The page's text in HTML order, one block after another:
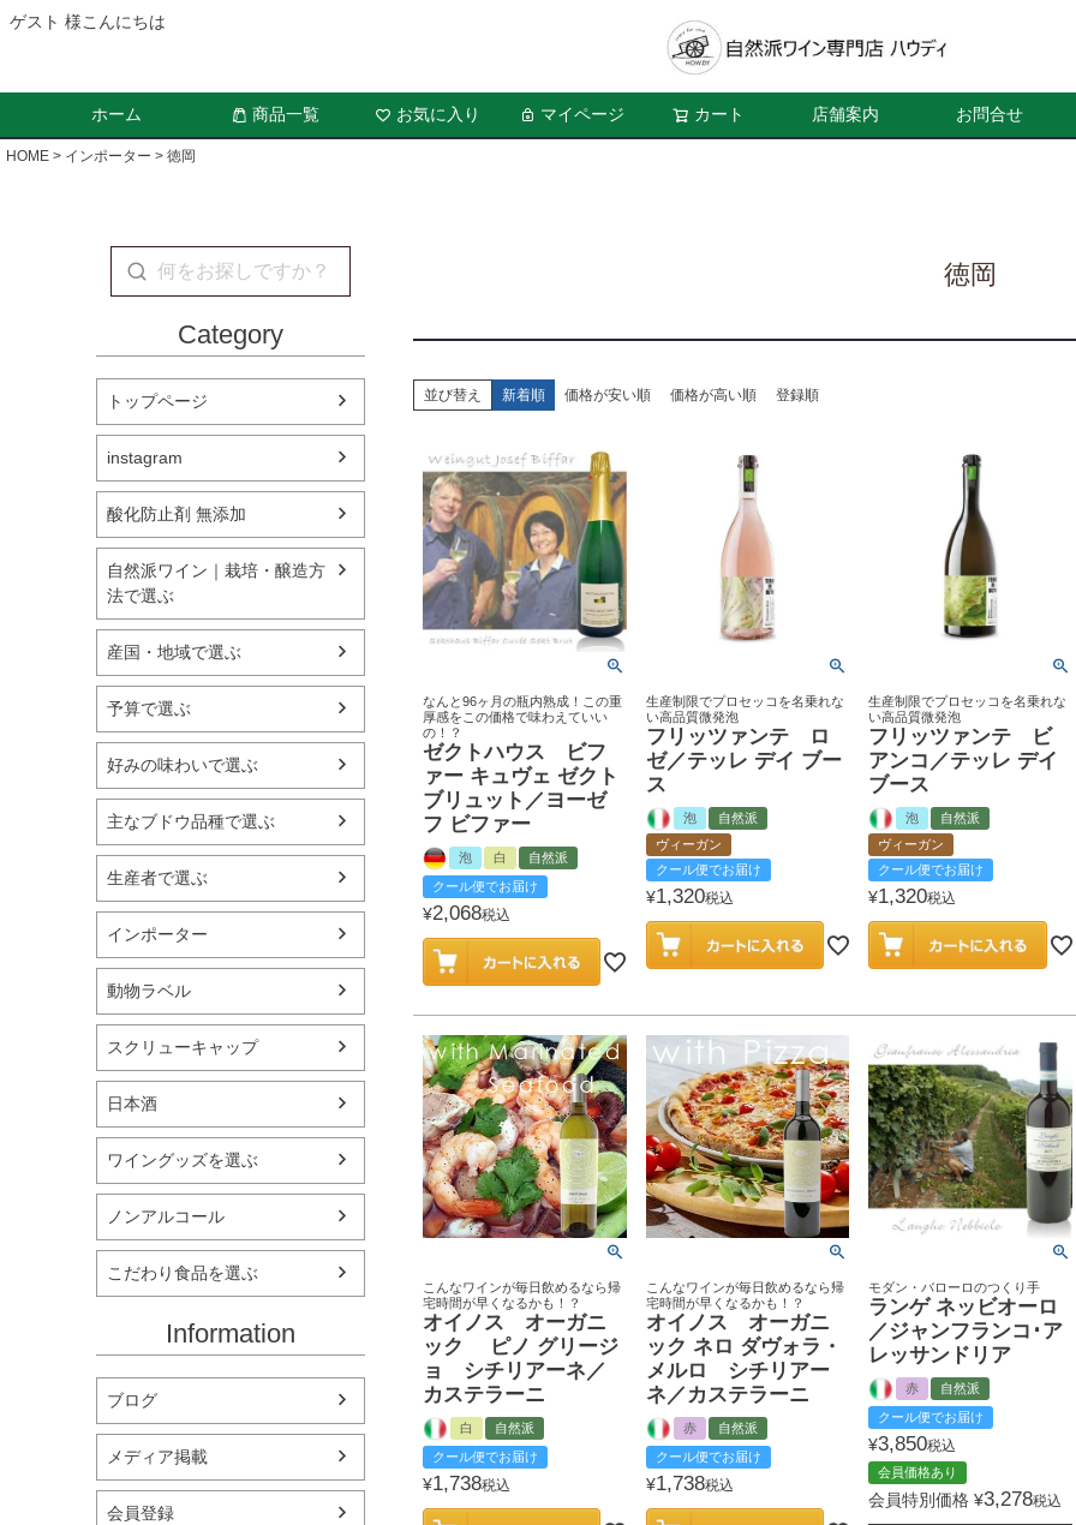
ゲスト 様こんにちは
ホーム 商品一覧 お気に入り マイページ カート 店舗案内 お問合せ
HOME インポーター 徳岡
Category
トップページ
instagram
酸化防止剤 無添加
自然派ワイン｜栽培・醸造方
法で選ぶ
産国・地域で選ぶ
予算で選ぶ
好みの味わいで選ぶ
主なブドウ品種で選ぶ
生産者で選ぶ
インポーター
動物ラベル
スクリューキャップ
日本酒
ワイングッズを選ぶ
ノンアルコール
こだわり食品を選ぶ
Information
ブログ
メディア掲載
会員登録
徳岡
並び替え 新着順 価格が安い順 価格が高い順 登録順
なんと96ヶ月の瓶内熟成！この重
厚感をこの価格で味わえていい
の！？
ゼクトハウス ビフ
ァー キュヴェ ゼクト
ブリュット／ヨーゼ
フ ビファー
泡 白
自然派
クール便でお届け
¥2,068税込
生産制限でプロセッコを名乗れな
い高品質微発泡
フリッツァンテ ロ
ゼ／テッレ デイ ブー
ス
泡
自然派
ヴィーガン
クール便でお届け
¥1,320税込
生産制限でプロセッコを名乗れな
い高品質微発泡
フリッツァンテ ビ
アンコ／テッレ デイ
ブース
泡
自然派
ヴィーガン
クール便でお届け
¥1,320税込
こんなワインが毎日飲めるなら帰
宅時間が早くなるかも！？
オイノス オーガニ
ック ピノ グリージ
ョ シチリアーネ／
カステラーニ
白
自然派
クール便でお届け
¥1,738税込
こんなワインが毎日飲めるなら帰
宅時間が早くなるかも！？
オイノス オーガニ
ック ネロ ダヴォラ・
メルロ シチリアー
ネ／カステラーニ
赤
自然派
クール便でお届け
¥1,738税込
モダン・バローロのつくり手
ランゲ ネッビオーロ
／ジャンフランコ･ア
レッサンドリア
赤
自然派
クール便でお届け
¥3,850税込
会員価格あり
会員特別価格 ¥3,278税込